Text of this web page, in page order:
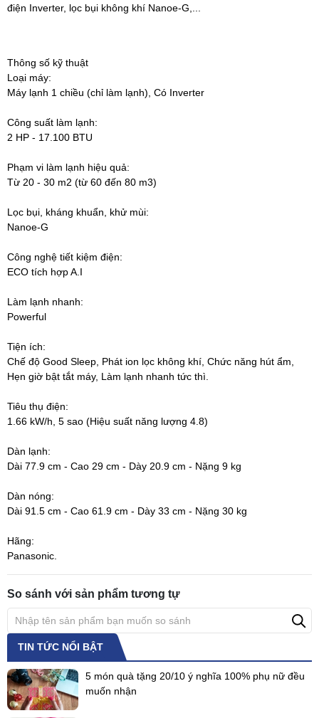
điện Inverter, lọc bụi không khí Nanoe-G,...
Thông số kỹ thuật
Loại máy:
Máy lạnh 1 chiều (chỉ làm lạnh), Có Inverter
Công suất làm lạnh:
2 HP - 17.100 BTU
Phạm vi làm lạnh hiệu quả:
Từ 20 - 30 m2 (từ 60 đến 80 m3)
Lọc bụi, kháng khuẩn, khử mùi:
Nanoe-G
Công nghệ tiết kiệm điện:
ECO tích hợp A.I
Làm lạnh nhanh:
Powerful
Tiện ích:
Chế độ Good Sleep, Phát ion lọc không khí, Chức năng hút ẩm,
Hẹn giờ bật tắt máy, Làm lạnh nhanh tức thì.
Tiêu thụ điện:
1.66 kW/h, 5 sao (Hiệu suất năng lượng 4.8)
Dàn lạnh:
Dài 77.9 cm - Cao 29 cm - Dày 20.9 cm - Nặng 9 kg
Dàn nóng:
Dài 91.5 cm - Cao 61.9 cm - Dày 33 cm - Nặng 30 kg
Hãng:
Panasonic.
So sánh với sản phẩm tương tự
TIN TỨC NỔI BẬT
5 món quà tặng 20/10 ý nghĩa 100% phụ nữ đều
muốn nhận